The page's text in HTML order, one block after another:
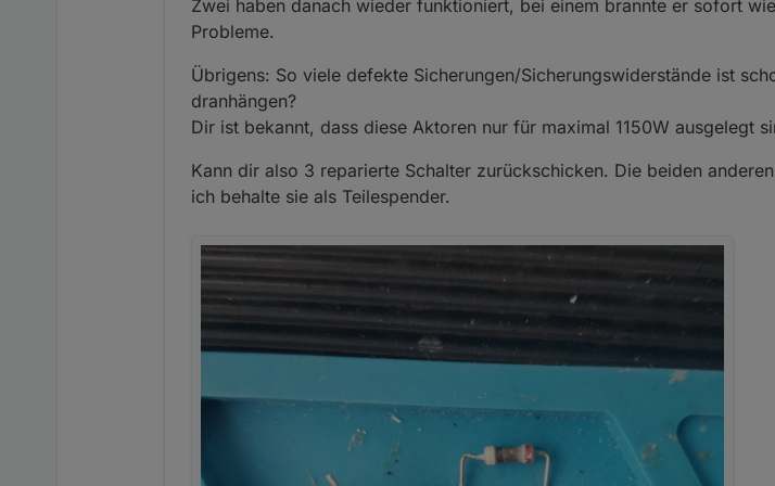
Zwei haben danach wieder funktioniert, bei einem brannte er sofort
Probleme.
Übrigens: So viele defekte Sicherungen/Sicherungswiderstände ist
dranhängen?
Dir ist bekannt, dass diese Aktoren nur für maximal 1150W ausgelegt
Kann dir also 3 reparierte Schalter zurückschicken. Die beiden
ich behalte sie als Teilespender.